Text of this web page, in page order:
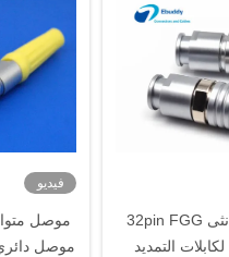
2 - موصل ذكر وأنثى 32pin FGG
فيديو